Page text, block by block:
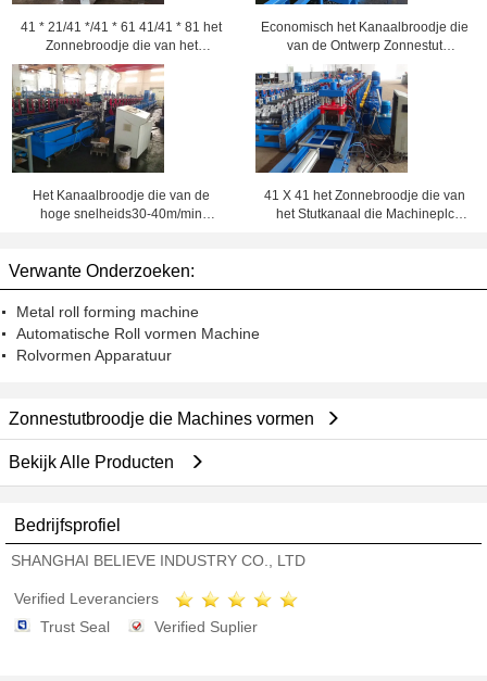
41 * 21/41 */41 * 61 41/41 * 81 het
Zonnebroodje die van het
Stutkanaal Machine voor
Zonnesteunregeling vormen
Economisch het Kanaalbroodje die
van de Ontwerp Zonnestut
Machine, Lijnsnelheid 2-3m/min
vormen
Het Kanaalbroodje die van de
hoge snelheids30-40m/min
41 X 41 het Zonnebroodje die van
het Stutkanaal die Machineplc
Verwante Onderzoeken:
Metal roll forming machine
Automatische Roll vormen Machine
Rolvormen Apparatuur
Zonnestutbroodje die Machines vormen
Bekijk Alle Producten
Bedrijfsprofiel
SHANGHAI BELIEVE INDUSTRY CO., LTD
Verified Leveranciers
Trust Seal
Verified Suplier